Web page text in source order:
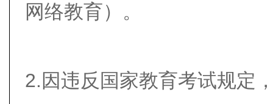
网络教育）。
2.因违反国家教育考试规定